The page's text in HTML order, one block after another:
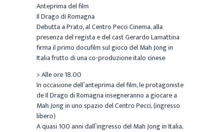
Anteprima del film
Il Drago di Romagna
Debutta a Prato, al Centro Pecci Cinema, alla
presenza del regista e del cast Gerardo Lamattina
firma il primo docufilm sul gioco del Mah Jong in
Italia frutto di una co-produzione italo cinese
> Alle ore 18.00
In occasione dell’anteprima del film, le protagoniste
de Il Drago di Romagna insegneranno a giocare a
Mah Jong in uno spazio del Centro Pecci, (ingresso
libero)
A quasi 100 anni dall’ingresso del Mah Jong in Italia,